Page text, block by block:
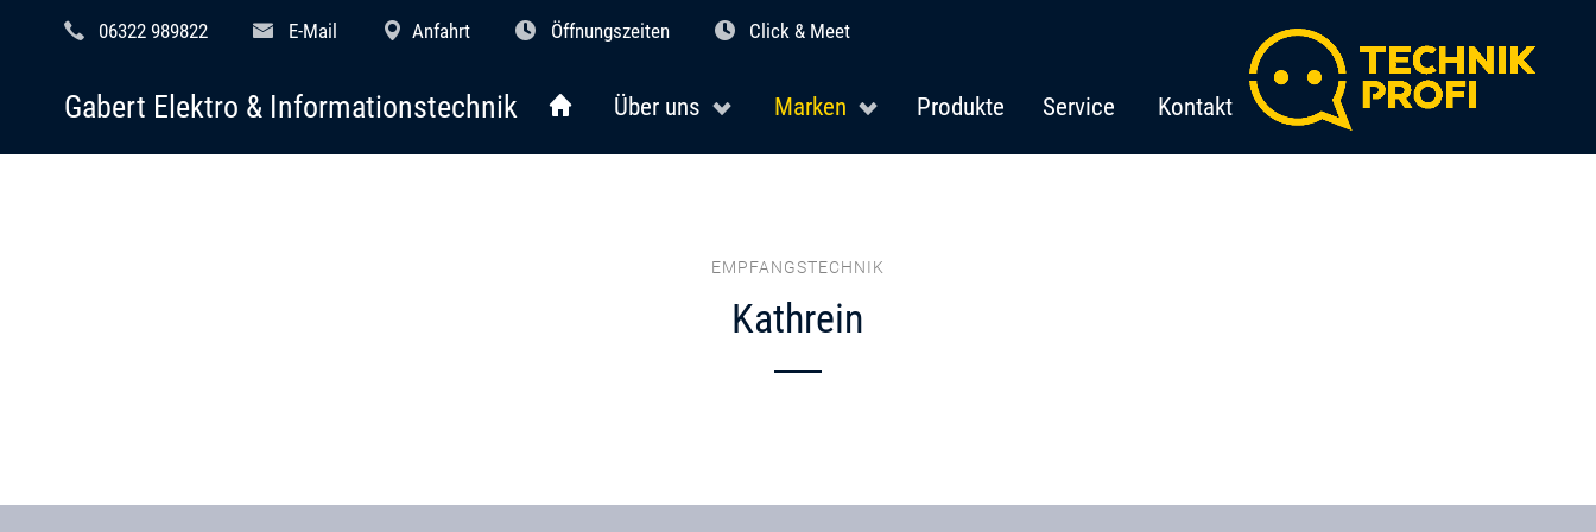
06322 989822 E-Mail Anfahrt Öffnungszeiten Click & Meet
Über uns Marken Produkte Service Kontakt
Gabert Elektro & Informationstechnik
EMPFANGSTECHNIK
Kathrein